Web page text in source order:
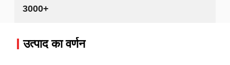
3000+
उत्पाद का वर्णन